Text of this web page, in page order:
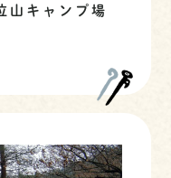
山キャンプ場